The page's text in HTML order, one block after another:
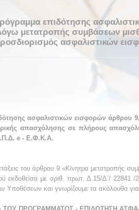
επιδότησης
λόγω μετατροπής συμβάσεων
ασφαλιστικών
ασφαλιστικών εισφορών άρθρου
απασχόλησης σε πλήρους
e - Ε.Φ.Κ.Α.
του άρθρου 9 «Κίνητρα
εκδοθείσα με αριθ. πρωτ. Δ.15/Δ΄/
Υποθέσεων και γνωρίζουμε τα ακόλουθα